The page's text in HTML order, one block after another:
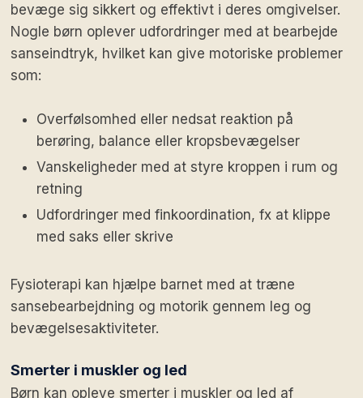
bevæge sig sikkert og effektivt i deres omgivelser.
Nogle børn oplever udfordringer med at bearbejde
sanseindtryk, hvilket kan give motoriske problemer
som:
Overfølsomhed eller nedsat reaktion på
berøring, balance eller kropsbevægelser
Vanskeligheder med at styre kroppen i rum og
retning
Udfordringer med finkoordination, fx at klippe
med saks eller skrive
Fysioterapi kan hjælpe barnet med at træne
sansebearbejdning og motorik gennem leg og
bevægelsesaktiviteter.
Smerter i muskler og led
Børn kan opleve smerter i muskler og led af